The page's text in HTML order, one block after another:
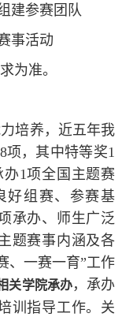
建参赛团队
事活动
为准。
培养，近五年我
项，其中特等奖1
办1项全国主题赛
好组赛、参赛基
承办、师生广泛
题赛事内涵及各
、一赛一育”工作
关学院承办，承办
训指导工作。关